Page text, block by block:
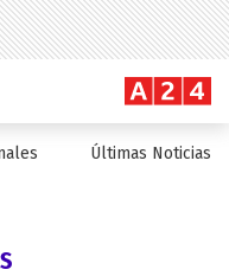
Últimas Noticias